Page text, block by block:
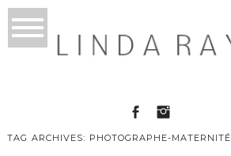
TAG ARCHIVES: PHOTOGRAPHE-MATERNITÉ